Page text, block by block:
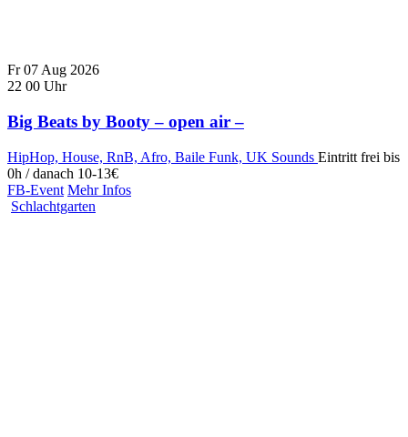
Fr 07 Aug 2026
22 00 Uhr
Big Beats by Booty – open air –
HipHop, House, RnB, Afro, Baile Funk, UK Sounds Eintritt frei bis
0h / danach 10-13€
FB-Event Mehr Infos
Schlachtgarten